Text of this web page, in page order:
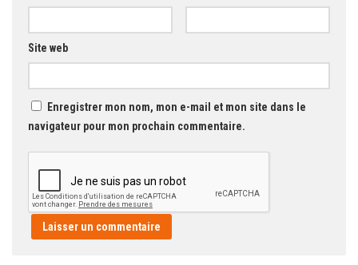
Site web
Enregistrer mon nom, mon e-mail et mon site dans le
navigateur pour mon prochain commentaire.